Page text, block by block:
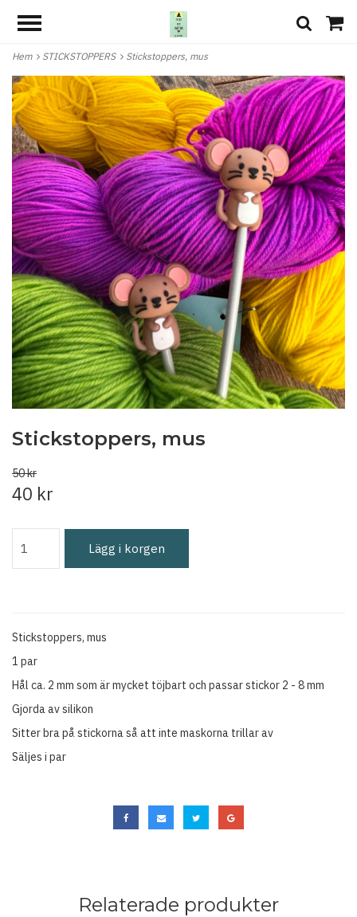
Hem STICKSTOPPERS Stickstoppers, mus
Stickstoppers, mus
50 kr
40 kr
Lägg i korgen
Stickstoppers, mus
1 par
Hål ca. 2 mm som är mycket töjbart och passar stickor 2 - 8 mm
Gjorda av silikon
Sitter bra på stickorna så att inte maskorna trillar av
Säljes i par
Relaterade produkter